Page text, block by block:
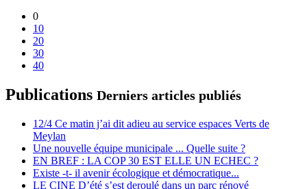
0
10
20
30
40
Publications Derniers articles publiés
12/4 Ce matin j’ai dit adieu au service espaces Verts de
Meylan
Une nouvelle équipe municipale ... Quelle suite ?
EN BREF : LA COP 30 EST ELLE UN ECHEC ?
Existe -t- il avenir écologique et démocratique...
LE CINE D’été s’est deroulé dans un parc rénové